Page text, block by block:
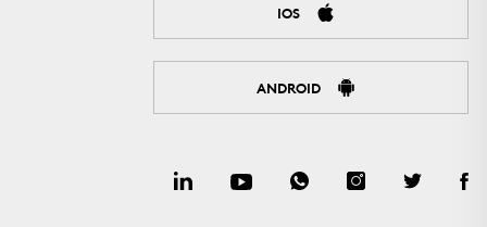
IOS
ANDROID